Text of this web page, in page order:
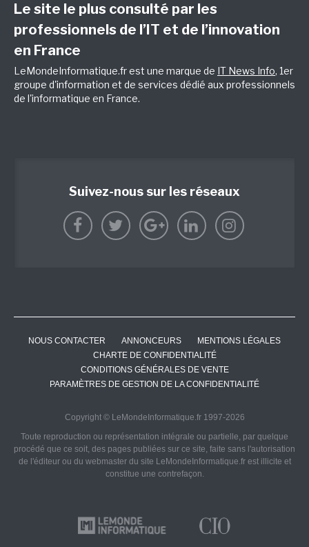
Le site le plus consulté par les
professionnels de l’IT et de l’innovation
en France
LeMondeInformatique.fr est une marque de IT News Info, 1er
groupe d'information et de services dédié aux professionnels
de l'informatique en France.
Suivez-nous sur les réseaux
NOUS CONTACTER ANNONCEURS
MENTIONS LÉGALES
CHARTE DE CONFIDENTIALITÉ
CONDITIONS GÉNÉRALES DE VENTE
PARAMÈTRES DE GESTION DE LA CONFIDENTIALITÉ
Copyright © LeMondeInformatique.fr 1997-2026
Toute reproduction ou représentation intégrale ou partielle, par quelque
procédé que ce soit, des pages publiées sur ce site, faite sans l'autorisation
de l'éditeur ou du webmaster du site LeMondeInformatique.fr est illicite et
constitue une contrefaçon.